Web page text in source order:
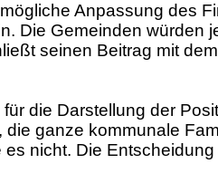
Anpassung des
Die Gemeinden würden
seinen Beitrag mit
die Darstellung der
ganze kommunale
nicht. Die